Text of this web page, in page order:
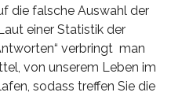
die falsche Auswahl der
einer Statistik der
verbringt man
von unserem Leben im
sodass treffen Sie die